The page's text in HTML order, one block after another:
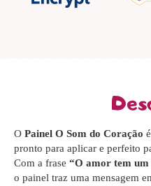
O Painel O Som do Coração
pronto para aplicar e perfeito
Com a frase “O amor tem
o painel traz uma mensagem